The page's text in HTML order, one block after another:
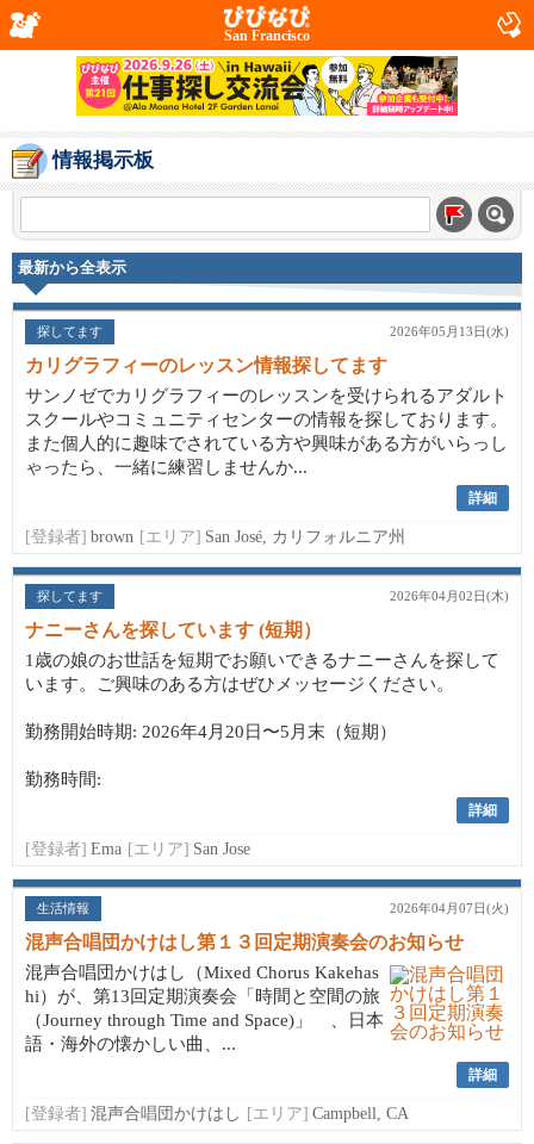
San Francisco
情報掲示板
最新から全表示
探してます 2026年05月13日(水)
カリグラフィーのレッスン情報探してます
サンノゼでカリグラフィーのレッスンを受けられるアダルト
スクールやコミュニティセンターの情報を探しております。
また個人的に趣味でされている方や興味がある方がいらっし
ゃったら、一緒に練習しませんか...
詳細
[登録者] brown [エリア] San José, カリフォルニア州
探してます 2026年04月02日(木)
ナニーさんを探しています (短期）
1歳の娘のお世話を短期でお願いできるナニーさんを探して
います。ご興味のある方はぜひメッセージください。
勤務開始時期: 2026年4月20日〜5月末（短期）
勤務時間:
詳細
[登録者] Ema [エリア] San Jose
生活情報 2026年04月07日(火)
混声合唱団かけはし第１３回定期演奏会のお知らせ
混声合唱団かけはし（Mixed Chorus Kakehas
hi）が、第13回定期演奏会「時間と空間の旅
（Journey through Time and Space)」 、日本
語・海外の懐かしい曲、...
詳細
[登録者] 混声合唱団かけはし [エリア] Campbell, CA